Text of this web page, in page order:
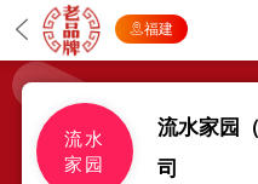
福建
流水
家园
流水家园
司